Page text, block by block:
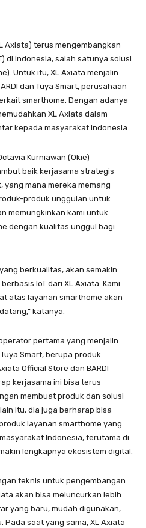
Axiata) terus mengembangkan
di Indonesia, salah satunya solusi
Untuk itu, XL Axiata menjalin
dan Tuya Smart, perusahaan
smarthome. Dengan adanya
XL Axiata dalam
kepada masyarakat Indonesia.
Kurniawan (Okie)
baik kerjasama strategis
yang mana mereka memang
produk unggulan untuk
memungkinkan kami untuk
dengan kualitas unggul bagi
berkualitas, akan semakin
IoT dari XL Axiata. Kami
atas layanan smarthome akan
katanya.
pertama yang menjalin
Smart, berupa produk
Official Store dan BARDI
kerjasama ini bisa terus
membuat produk dan solusi
itu, dia juga berharap bisa
layanan smarthome yang
Indonesia, terutama di
lengkapnya ekosistem digital.
teknis untuk pengembangan
akan bisa meluncurkan lebih
yang baru, mudah digunakan,
saat yang sama, XL Axiata